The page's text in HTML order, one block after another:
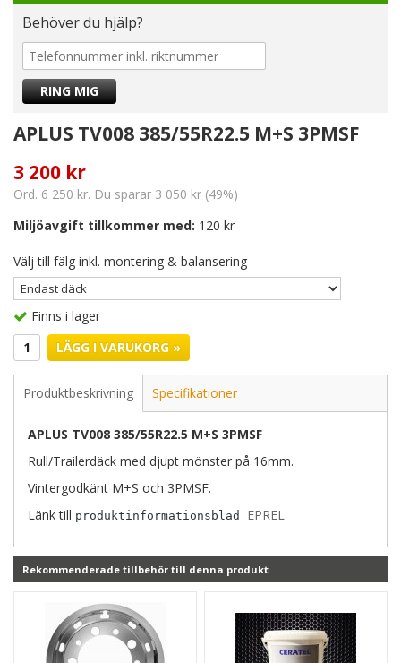
Behöver du hjälp?
APLUS TV008 385/55R22.5 M+S 3PMSF
3 200 kr
Ord. 6 250 kr. Du sparar 3 050 kr (49%)
Miljöavgift tillkommer med: 120 kr
Välj till fälg inkl. montering & balansering
Finns i lager
LÄGG I VARUKORG »
Produktbeskrivning Specifikationer
APLUS TV008 385/55R22.5 M+S 3PMSF
Rull/Trailerdäck med djupt mönster på 16mm.
Vintergodkänt M+S och 3PMSF.
Länk till produktinformationsblad EPREL
Rekommenderade tillbehör till denna produkt